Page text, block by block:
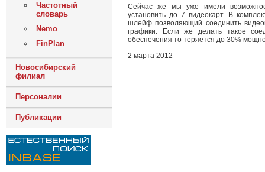
Частотный
словарь
Nemo
FinPlan
Новосибирский
филиал
Персоналии
Публикации
Сейчас же мы уже имели
установить до 7 видеокарт. В
шлейф позволяющий соединить
графики. Если же делать такое
обеспечения то теряется до 30%
2 марта 2012